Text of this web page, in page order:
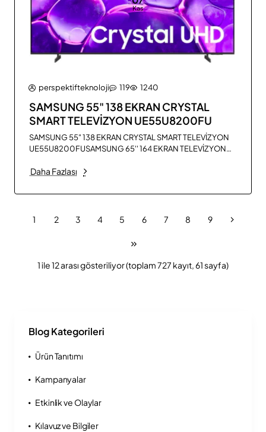
Kas
perspektifteknoloji 119 1240
SAMSUNG 55" 138 EKRAN CRYSTAL
SMART TELEVİZYON UE55U8200FU
SAMSUNG 55" 138 EKRAN CRYSTAL SMART TELEVİZYON
UE55U8200FUSAMSUNG 65'' 164 EKRAN TELEVİZYON
- 4K UHDEkran55” - 138 cm - FlatGörüntü
AlıcısıVARWifiVARBluetoothVARHDRVAR - HDR 10HDMI
taksitle televizyonlar çeşitlerini görm..
Daha Fazlası
1 2 3 4 5 6 7 8 9
1 ile 12 arası gösteriliyor (toplam 727 kayıt, 61 sayfa)
Blog Kategorileri
Ürün Tanıtımı
Kampanyalar
Etkinlik ve Olaylar
Kılavuz ve Bilgiler